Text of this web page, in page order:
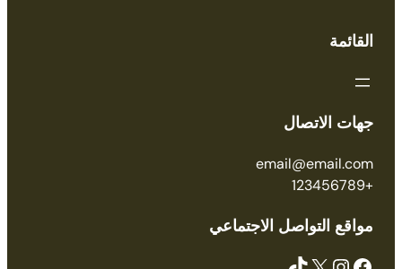
القائمة
جهات الاتصال
email@email.com
+123456789
مواقع التواصل الاجتماعي